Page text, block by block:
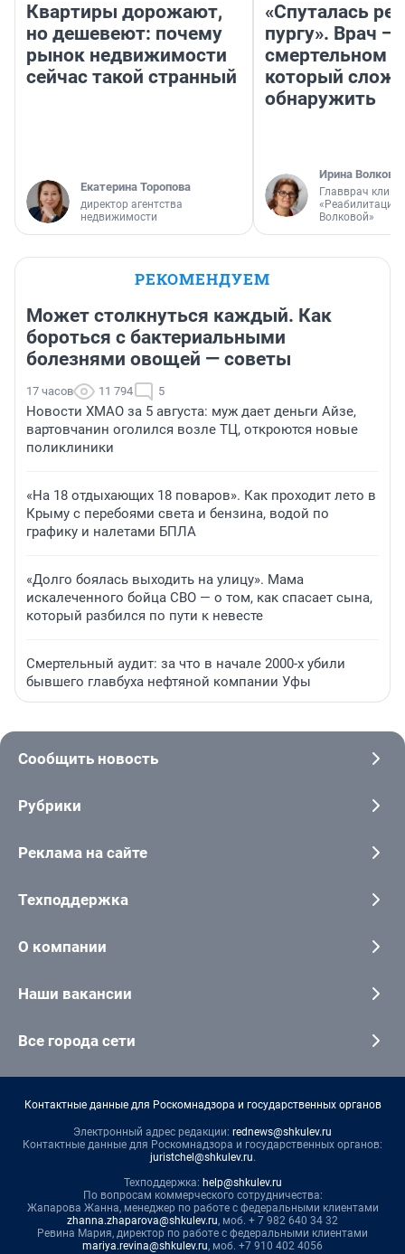
Квартиры дорожают,
но дешевеют: почему
рынок недвижимости
сейчас такой странный
Екатерина Торопова
директор агентства
недвижимости
«Спуталась
пургу». Врач —
смертельном
который
обнаружить
Ирина Волкова
Главврач
«Реабилитация
Волковой»
РЕКОМЕНДУЕМ
Может столкнуться каждый. Как
бороться с бактериальными
болезнями овощей — советы
17 часов 11 794 5
Новости ХМАО за 5 августа: муж дает деньги Айзе,
вартовчанин оголился возле ТЦ, откроются новые
поликлиники
«На 18 отдыхающих 18 поваров». Как проходит лето в
Крыму с перебоями света и бензина, водой по
графику и налетами БПЛА
«Долго боялась выходить на улицу». Мама
искалеченного бойца СВО — о том, как спасает сына,
который разбился по пути к невесте
Смертельный аудит: за что в начале 2000-х убили
бывшего главбуха нефтяной компании Уфы
Сообщить новость
Рубрики
Реклама на сайте
Техподдержка
О компании
Наши вакансии
Все города сети
Контактные данные для Роскомнадзора и государственных органов
Электронный адрес редакции: rednews@shkulev.ru
Контактные данные для Роскомнадзора и государственных органов:
juristchel@shkulev.ru.
Техподдержка: help@shkulev.ru
По вопросам коммерческого сотрудничества:
Жапарова Жанна, менеджер по работе с федеральными клиентами
zhanna.zhaparova@shkulev.ru, моб. + 7 982 640 34 32
Ревина Мария, директор по работе с федеральными клиентами
mariya.revina@shkulev.ru, моб. +7 910 402 4056